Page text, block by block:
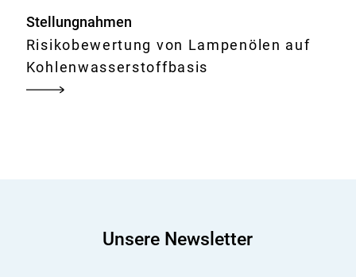
Stellungnahmen
Risikobewertung von Lampenölen auf
Kohlenwasserstoffbasis
Unsere Newsletter